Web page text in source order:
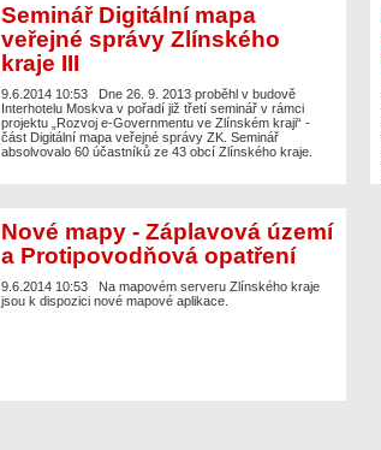
Seminář Digitální mapa
veřejné správy Zlínského
kraje III
9.6.2014 10:53
Dne 26. 9. 2013 proběhl v budově
Interhotelu Moskva v pořadí již třetí seminář v rámci
projektu „Rozvoj e-Governmentu ve Zlínském kraji“ -
část Digitální mapa veřejné správy ZK. Seminář
absolvovalo 60 účastníků ze 43 obcí Zlínského kraje.
Nové mapy - Záplavová území
a Protipovodňová opatření
9.6.2014 10:53
Na mapovém serveru Zlínského kraje
jsou k dispozici nové mapové aplikace.